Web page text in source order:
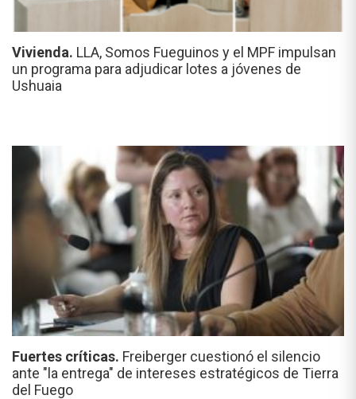
Vivienda. LLA, Somos Fueguinos y el MPF impulsan
un programa para adjudicar lotes a jóvenes de
Ushuaia
Fuertes críticas. Freiberger cuestionó el silencio
ante "la entrega" de intereses estratégicos de Tierra
del Fuego